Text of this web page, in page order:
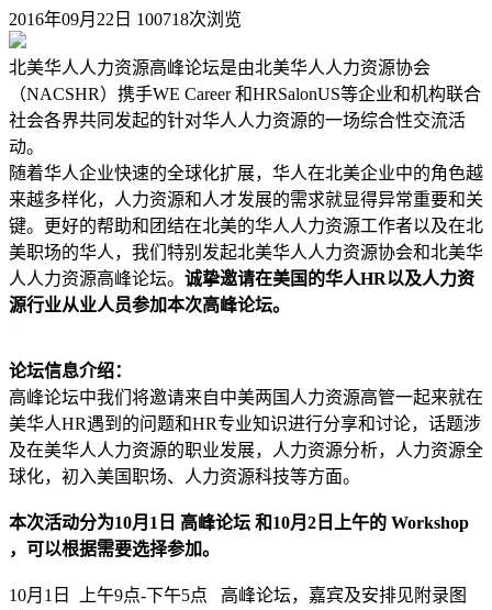
2016年09月22日 100718次浏览
北美华人人力资源高峰论坛是由北美华人人力资源协会
（NACSHR）携手WE Career 和HRSalonUS等企业和机构联合
社会各界共同发起的针对华人人力资源的一场综合性交流活
动。
随着华人企业快速的全球化扩展，华人在北美企业中的角色越
来越多样化，人力资源和人才发展的需求就显得异常重要和关
键。更好的帮助和团结在北美的华人人力资源工作者以及在北
美职场的华人，我们特别发起北美华人人力资源协会和北美华
人人力资源高峰论坛。 诚挚邀请在美国的华人HR以及人力资
源行业从业人员参加本次高峰论坛。
论坛信息介绍：
高峰论坛中我们将邀请来自中美两国人力资源高管一起来就在
美华人HR遇到的问题和HR专业知识进行分享和讨论，话题涉
及在美华人人力资源的职业发展，人力资源分析，人力资源全
球化，初入美国职场、人力资源科技等方面。
本次活动分为10月1日 高峰论坛 和10月2日上午的 Workshop
，可以根据需要选择参加。
10月1日 上午9点-下午5点 高峰论坛，嘉宾及安排见附录图